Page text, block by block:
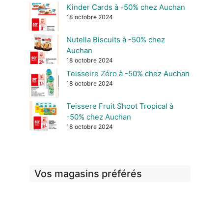
Kinder Cards à -50% chez Auchan
18 octobre 2024
Nutella Biscuits à -50% chez
Auchan
18 octobre 2024
Teisseire Zéro à -50% chez Auchan
18 octobre 2024
Teissere Fruit Shoot Tropical à
-50% chez Auchan
18 octobre 2024
Vos magasins préférés